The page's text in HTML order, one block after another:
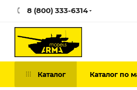
8 (800) 333-6314
Каталог Каталог по